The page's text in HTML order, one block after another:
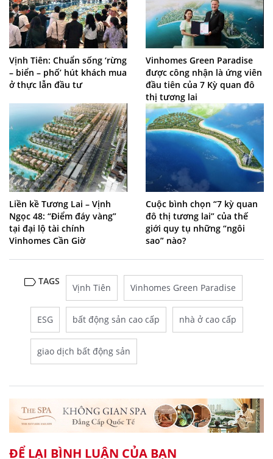
Vịnh Tiên: Chuẩn sống ‘rừng
– biển – phố’ hút khách mua
ở thực lẫn đầu tư
Vinhomes Green Paradise
được công nhận là ứng viên
đầu tiên của 7 Kỳ quan đô
thị tương lai
Liền kề Tương Lai – Vịnh
Ngọc 48: “Điểm đáy vàng”
tại đại lộ tài chính
Vinhomes Cần Giờ
Cuộc bình chọn “7 kỳ quan
đô thị tương lai” của thế
giới quy tụ những “ngôi
sao” nào?
TAGS
Vịnh Tiên Vinhomes Green Paradise
ESG bất động sản cao cấp nhà ở cao cấp
giao dịch bất động sản
ĐỂ LẠI BÌNH LUẬN CỦA BẠN